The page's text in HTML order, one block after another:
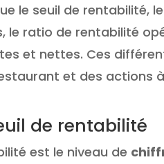
le seuil de rentabilité,
le ratio de rentabilité
et nettes. Ces
et des actions
de rentabilité
est le niveau de